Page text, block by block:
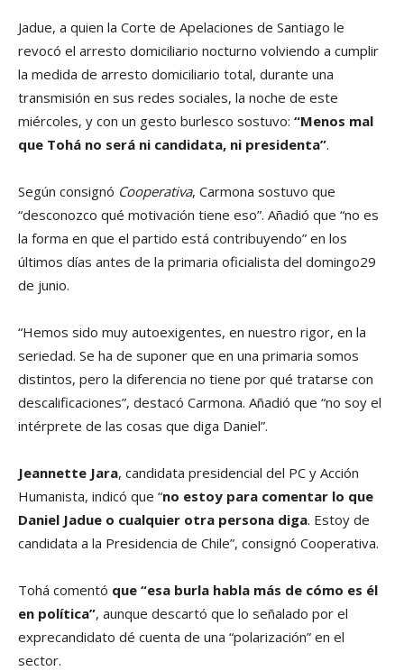
Jadue, a quien la Corte de Apelaciones de Santiago le
revocó el arresto domiciliario nocturno volviendo a cumplir
la medida de arresto domiciliario total, durante una
transmisión en sus redes sociales, la noche de este
miércoles, y con un gesto burlesco sostuvo: “Menos mal
que Tohá no será ni candidata, ni presidenta”.
Según consignó Cooperativa, Carmona sostuvo que
“desconozco qué motivación tiene eso”. Añadió que “no es
la forma en que el partido está contribuyendo” en los
últimos días antes de la primaria oficialista del domingo29
de junio.
“Hemos sido muy autoexigentes, en nuestro rigor, en la
seriedad. Se ha de suponer que en una primaria somos
distintos, pero la diferencia no tiene por qué tratarse con
descalificaciones”, destacó Carmona. Añadió que “no soy el
intérprete de las cosas que diga Daniel”.
Jeannette Jara, candidata presidencial del PC y Acción
Humanista, indicó que “no estoy para comentar lo que
Daniel Jadue o cualquier otra persona diga. Estoy de
candidata a la Presidencia de Chile”, consignó Cooperativa.
Tohá comentó que “esa burla habla más de cómo es él
en política”, aunque descartó que lo señalado por el
exprecandidato dé cuenta de una “polarización” en el
sector.